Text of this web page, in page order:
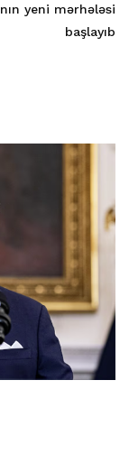
yeni mərhələsi
başlayıb